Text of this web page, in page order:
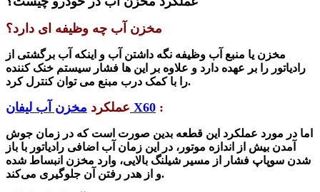
مخزن آب چه وظیفه ای دارد؟
مخزن یا منبع آب وظیفه نگه داشتن آب و اینکه آب برگشتی از
رادیاتور را بر عهده دارد و علاوه بر این ها فشار سیستم خنک کننده
را با کمک درب مبنع می توان کنترل کرد.
عملکرد مخزن آب لیفان X60 :
اما در مورد عملکرد این قطعه بدین صورت است که در زمان جوش
آمدن بیش از اندازه موتور، در این زمان آب اضافی رادیاتور با باز
شدن سوپاپ فشار از مسیر شیلنگ بالایی، وارد مخزن انبساط شده
و از هدر رفتن آن جلوگیری می‌کند.